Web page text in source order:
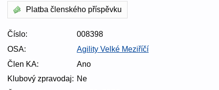
Platba členského příspěvku
Číslo:
008398
OSA:
Agility Velké Meziříčí
Člen KA:
Ano
Klubový zpravodaj: Ne